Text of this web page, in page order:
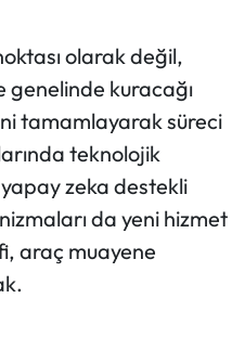
olarak değil,
genelinde kuracağı
tamamlayarak süreci
teknolojik
zeka destekli
da yeni hizmet
araç muayene